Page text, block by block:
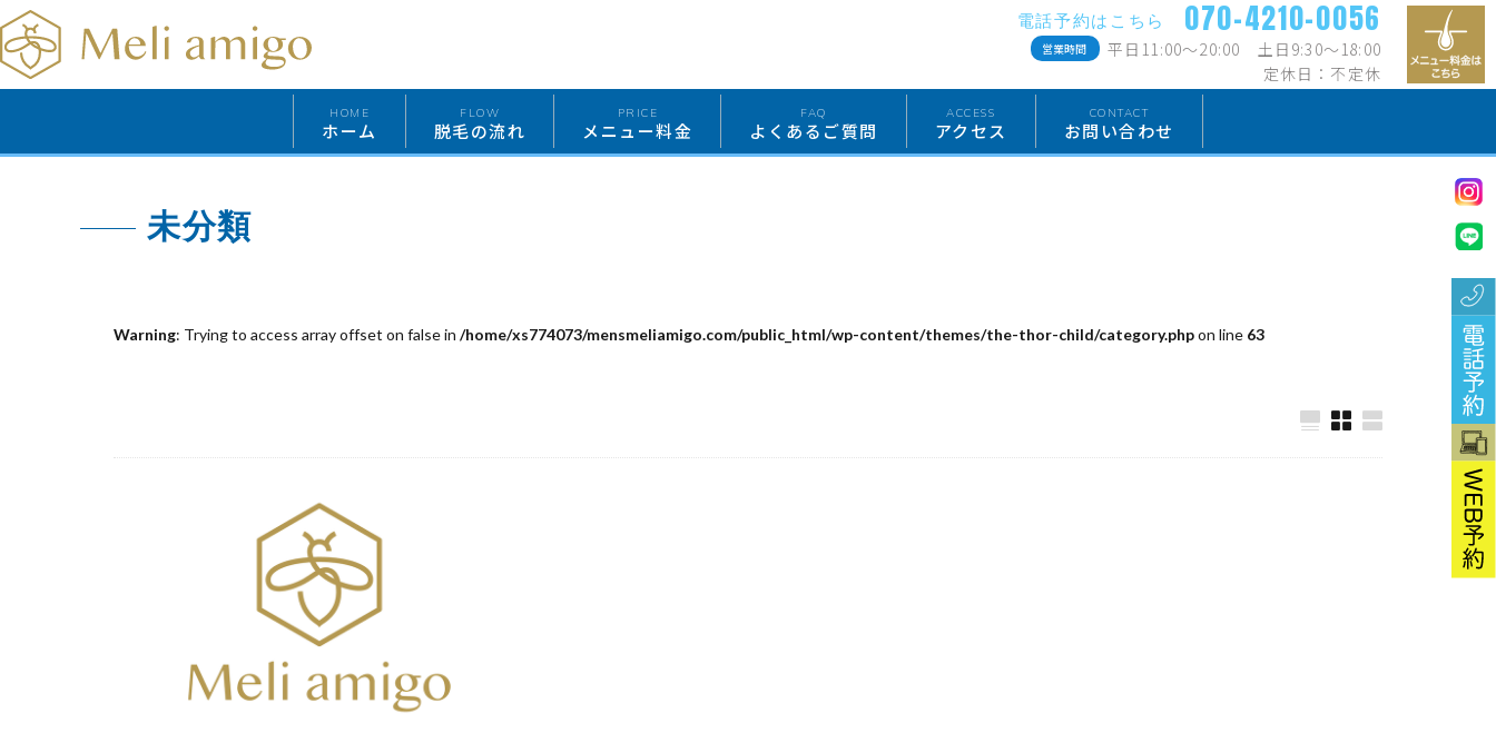
電話予約はこちら 070-4210-0056
営業時間
平日11:00〜20:00 土日9:30〜18:00
定休日：不定休
HOME
ホーム
FLOW
脱毛の流れ
PRICE
メニュー料金
FAQ
よくあるご質問
ACCESS
アクセス
CONTACT
お問い合わせ
未分類
Warning: Trying to access array offset on false in /home/xs774073/mensmeliamigo.com/public_html/wp-content/themes/the-thor-child/category.phpon line 63